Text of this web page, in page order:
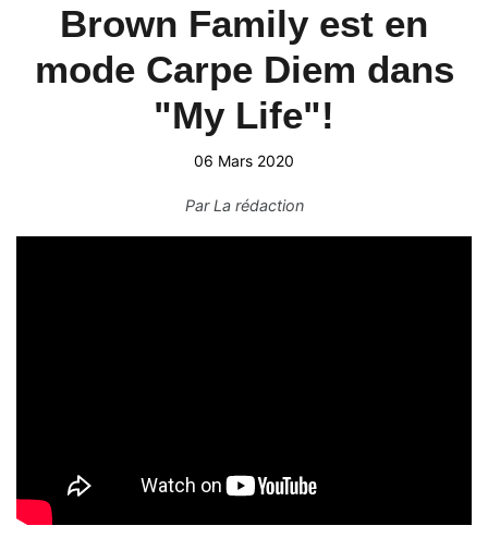
Brown Family est en
mode Carpe Diem dans
"My Life"!
06 Mars 2020
ParLa rédaction